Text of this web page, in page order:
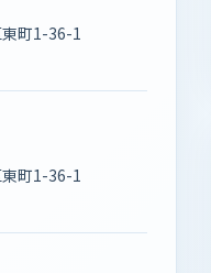
町1-36-1
町1-36-1